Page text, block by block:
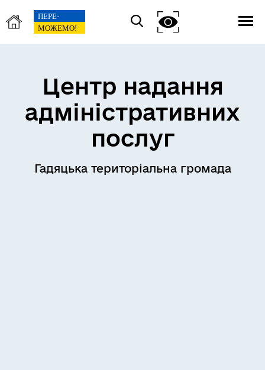
Центр надання
адміністративних
послуг
Гадяцька територіальна громада